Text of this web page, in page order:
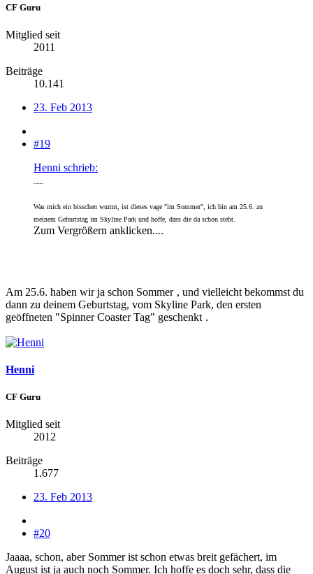
CF Guru
Mitglied seit
2011
Beiträge
10.141
23. Feb 2013
#19
Henni schrieb:
Was mich ein bisschen wurmt, ist dieses vage "im Sommer", ich bin am 25.6. zu
meinem Geburtstag im Skyline Park und hoffe, dass die da schon steht.
Zum Vergrößern anklicken....
Am 25.6. haben wir ja schon Sommer , und vielleicht bekommst du
dann zu deinem Geburtstag, vom Skyline Park, den ersten
geöffneten "Spinner Coaster Tag" geschenkt .
Henni
CF Guru
Mitglied seit
2012
Beiträge
1.677
23. Feb 2013
#20
Jaaaa, schon, aber Sommer ist schon etwas breit gefächert, im
August ist ja auch noch Sommer. Ich hoffe es doch sehr, dass die